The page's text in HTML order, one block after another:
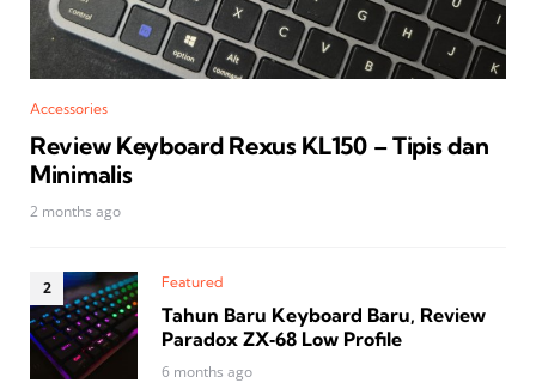
Accessories
Review Keyboard Rexus KL150 – Tipis dan
Minimalis
2 months ago
Featured
Tahun Baru Keyboard Baru, Review
Paradox ZX‑68 Low Profile
6 months ago